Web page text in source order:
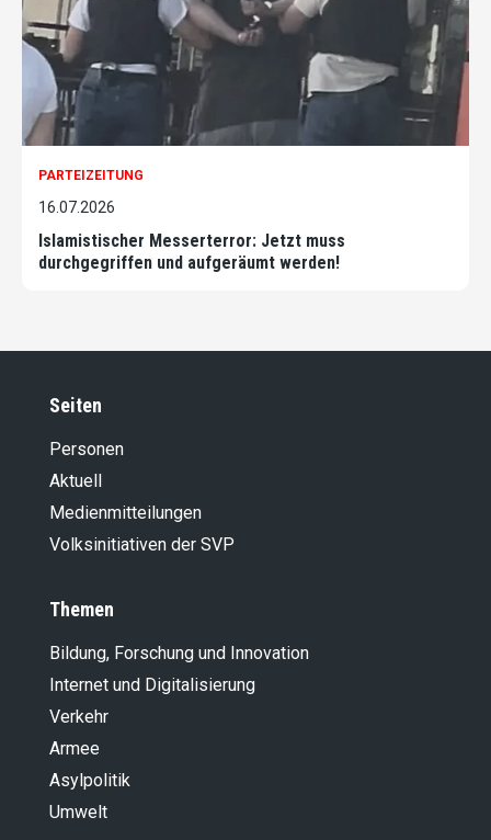
PARTEIZEITUNG
16.07.2026
Islamistischer Messerterror: Jetzt muss
durchgegriffen und aufgeräumt werden!
Seiten
Personen
Aktuell
Medienmitteilungen
Volksinitiativen der SVP
Themen
Bildung, Forschung und Innovation
Internet und Digitalisierung
Verkehr
Armee
Asylpolitik
Umwelt